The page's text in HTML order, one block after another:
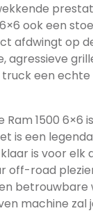
ook een
afdwingt op
agressieve
een
Ram 1500 6×6
is een
is voor elk
off-road
betrouwbare
machine zal